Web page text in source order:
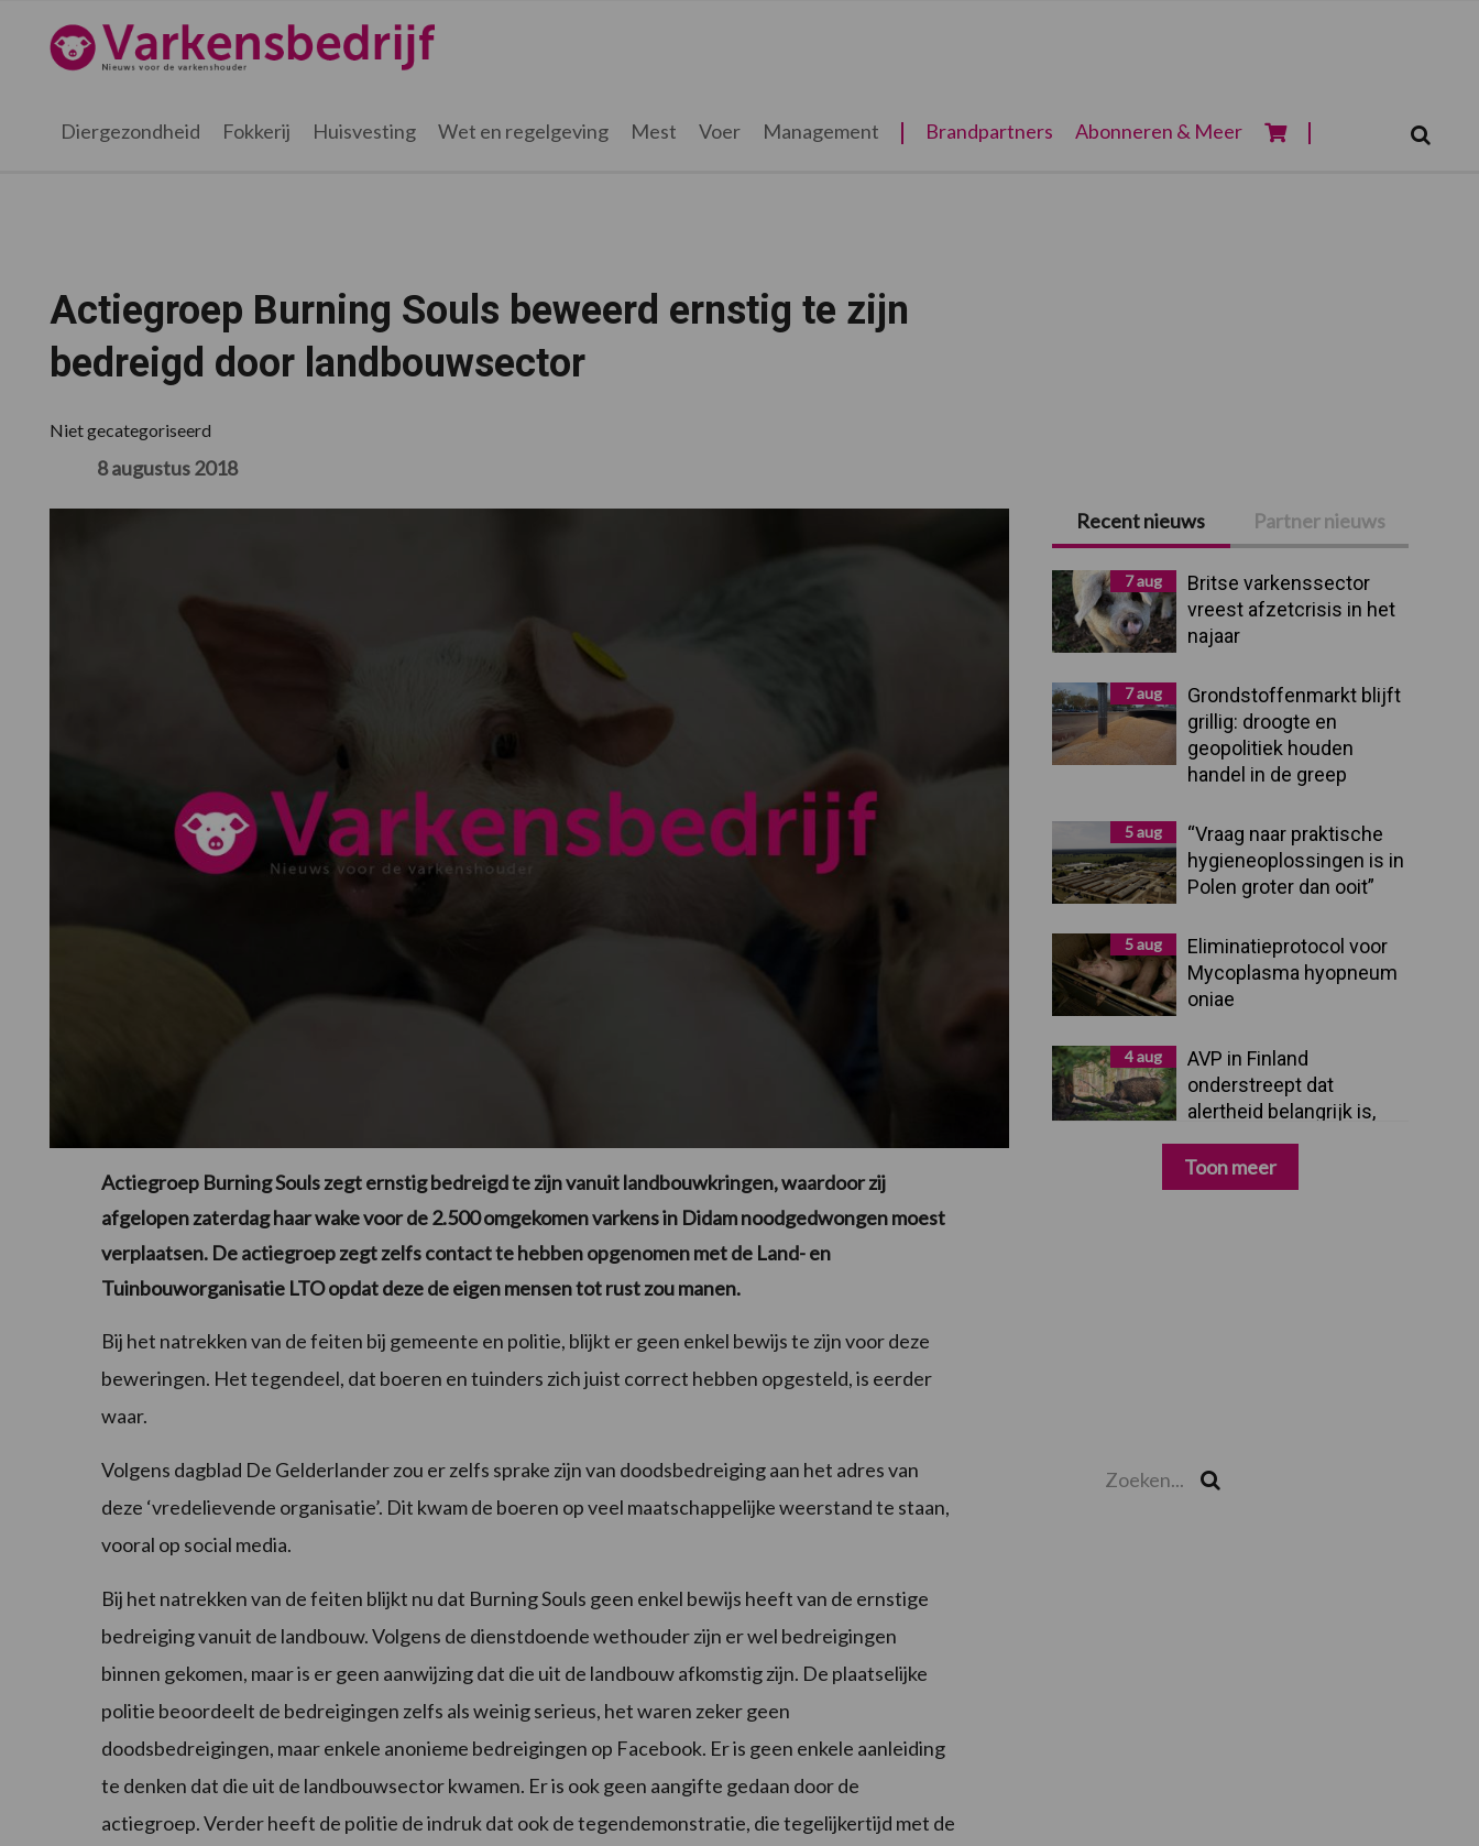
hoofdnavigatie
hoofd
eerste
voettekst
Varkensbedrijf.nl
Diergezondheid Fokkerij Huisvesting Wet en regelgeving Mest Voer Management Brandpartners Abonneren & Meer
Actiegroep Burning Souls beweerd ernstig te zijn
bedreigd door landbouwsector
Niet gecategoriseerd
8 augustus 2018
Actiegroep Burning Souls zegt ernstig bedreigd te zijn vanuit landbouwkringen, waardoor zij
afgelopen zaterdag haar wake voor de 2.500 omgekomen varkens in Didam noodgedwongen moest
verplaatsen. De actiegroep zegt zelfs contact te hebben opgenomen met de Land- en
Tuinbouworganisatie LTO opdat deze de eigen mensen tot rust zou manen.
Bij het natrekken van de feiten bij gemeente en politie, blijkt er geen enkel bewijs te zijn voor deze
beweringen. Het tegendeel, dat boeren en tuinders zich juist correct hebben opgesteld, is eerder
waar.
Volgens dagblad De Gelderlander zou er zelfs sprake zijn van doodsbedreiging aan het adres van
deze ‘vredelievende organisatie’. Dit kwam de boeren op veel maatschappelijke weerstand te staan,
vooral op social media.
Bij het natrekken van de feiten blijkt nu dat Burning Souls geen enkel bewijs heeft van de ernstige
bedreiging vanuit de landbouw. Volgens de dienstdoende wethouder zijn er wel bedreigingen
binnen gekomen, maar is er geen aanwijzing dat die uit de landbouw afkomstig zijn. De plaatselijke
politie beoordeelt de bedreigingen zelfs als weinig serieus, het waren zeker geen
doodsbedreigingen, maar enkele anonieme bedreigingen op Facebook. Er is geen enkele aanleiding
te denken dat die uit de landbouwsector kwamen. Er is ook geen aangifte gedaan door de
actiegroep. Verder heeft de politie de indruk dat ook de tegendemonstratie, die tegelijkertijd met de
Primaire
Sidebar
Recent nieuws Partner nieuws
7 aug
Britse varkenssector
vreest afzetcrisis in het
najaar
7 aug
Grondstoffenmarkt blijft
grillig: droogte en
geopolitiek houden
handel in de greep
5 aug
“Vraag naar praktische
hygieneoplossingen is in
Polen groter dan ooit”
5 aug
Eliminatieprotocol voor
Mycoplasma hyopneum
oniae
4 aug
AVP in Finland
onderstreept dat
alertheid belangrijk is,
Toon meer